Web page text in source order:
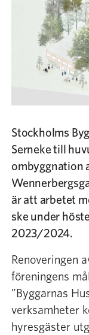
Bli medlem
Stockholms
Serneke till
ombyggnation
är att arbetet
ske under
2023/2024.
Renoveringen
föreningens
”Byggarnas
verksamheter
hyresgäster